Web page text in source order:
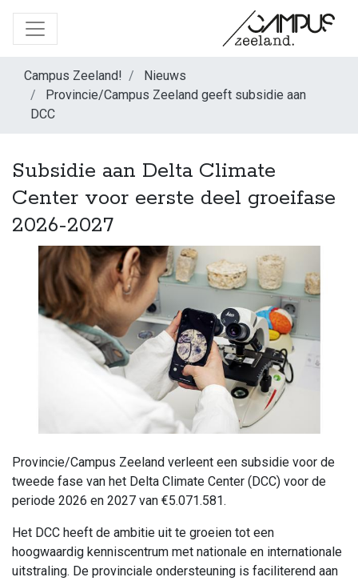
Campus Zeeland!
Nieuws
Provincie/Campus Zeeland geeft subsidie aan
DCC
Subsidie aan Delta Climate
Center voor eerste deel groeifase
2026-2027
Provincie/Campus Zeeland verleent een subsidie voor de
tweede fase van het Delta Climate Center (DCC) voor de
periode 2026 en 2027 van €5.071.581.
Het DCC heeft de ambitie uit te groeien tot een
hoogwaardig kenniscentrum met nationale en internationale
uitstraling. De provinciale ondersteuning is faciliterend aan